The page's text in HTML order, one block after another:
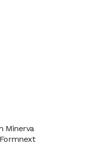
Minerva